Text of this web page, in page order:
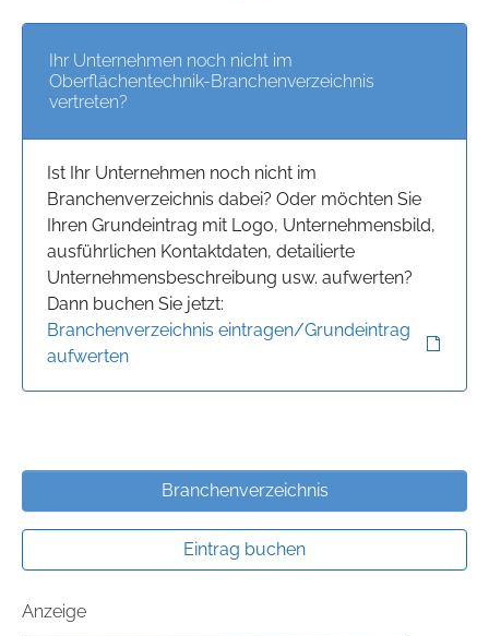
Ihr Unternehmen noch nicht im
Oberflächentechnik-Branchenverzeichnis
vertreten?
Ist Ihr Unternehmen noch nicht im
Branchenverzeichnis dabei? Oder möchten Sie
Ihren Grundeintrag mit Logo, Unternehmensbild,
ausführlichen Kontaktdaten, detailierte
Unternehmensbeschreibung usw. aufwerten?
Dann buchen Sie jetzt:
Branchenverzeichnis eintragen/Grundeintrag
aufwerten
Branchenverzeichnis
Eintrag buchen
Anzeige